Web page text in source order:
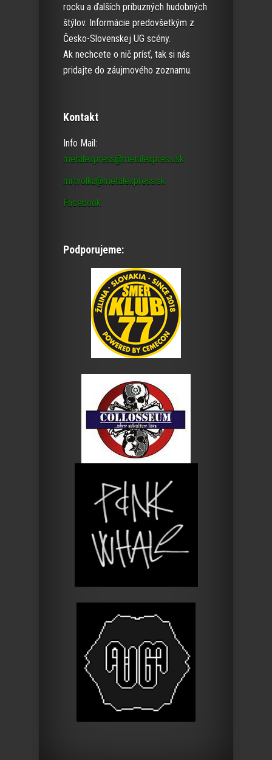
rocku a ďalších príbuzných hudobných
štýlov. Informácie predovšetkým z
Česko-Slovenskej UG scény.
Ak nechcete o nič prísť, tak si nás
pridajte do záujmového zoznamu.
Kontakt
Info Mail:
metalexpress@metalexpress.sk
mrtvolka@metalexpress.sk
Facebook
Podporujeme: